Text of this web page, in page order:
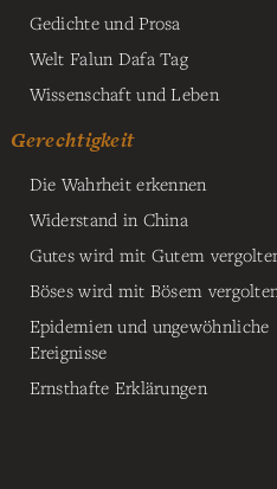
Gedichte und Prosa
Welt Falun Dafa Tag
Wissenschaft und Leben
Gerechtigkeit
Die Wahrheit erkennen
Widerstand in China
Gutes wird mit Gutem
Böses wird mit Bösem vergolten
Epidemien und ungewöhnliche
Ereignisse
Ernsthafte Erklärungen